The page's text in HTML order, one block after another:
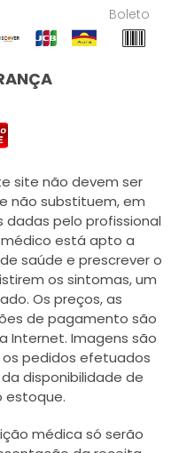
Boleto
site não devem ser
não substituem, em
pelo profissional
está apto a
saúde e prescrever o
os sintomas, um
Os preços, as
de pagamento são
Internet. Imagens são
pedidos efetuados
disponibilidade de
estoque.
médica só serão